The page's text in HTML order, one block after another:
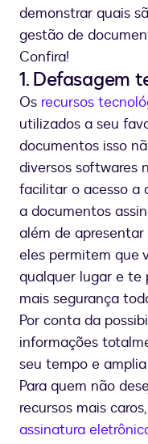
demonstrar quais
gestão de
Confira!
1. Defasagem
Os recursos
utilizados a seu
documentos isso
diversos softwares
facilitar o acesso a
a documentos
além de
eles permitem que
qualquer lugar e te
mais segurança
Por conta da
informações
seu tempo e
Para quem não
recursos mais
assinatura